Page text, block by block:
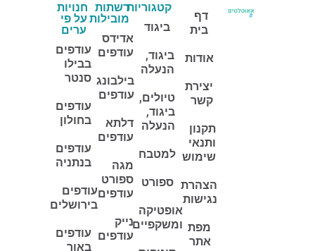
דף
בית
אודות
יצירת
קשר
תקנון
ותנאי
שימוש
הצהרת
נגישות
מפת
אתר
קטגוריות
ביגוד
ביגוד,
הנעלה
טיולים,
ביגוד,
הנעלה
למטבח
ספורט
אופטיקה
ומשקפיים
רשתות
מובילות
אדידס
עודפים
בילבונג
עודפים
דלתא
עודפים
מגה
ספורט
עודפים
נייק
עודפים
חנויות
על פי
ערים
עודפים
בבילו
סנטר
עודפים
בחולון
עודפים
בנתניה
עודפים
בירושלים
עודפים
באור